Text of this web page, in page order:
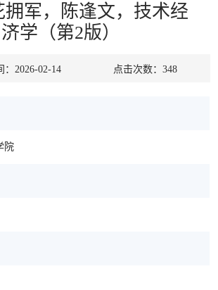
拥军，陈逢文，技术经
济学（第2版）
：2026-02-14 点击次数： 348
院